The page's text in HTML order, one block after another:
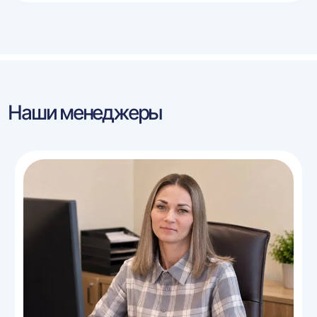
Наши менеджеры